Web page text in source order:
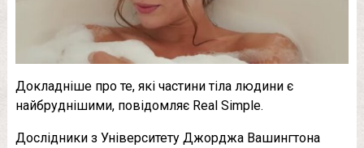
Докладніше про те, які частини тіла людини є
найбруднішими, повідомляє Real Simple.
Дослідники з Університету Джорджа Вашингтона